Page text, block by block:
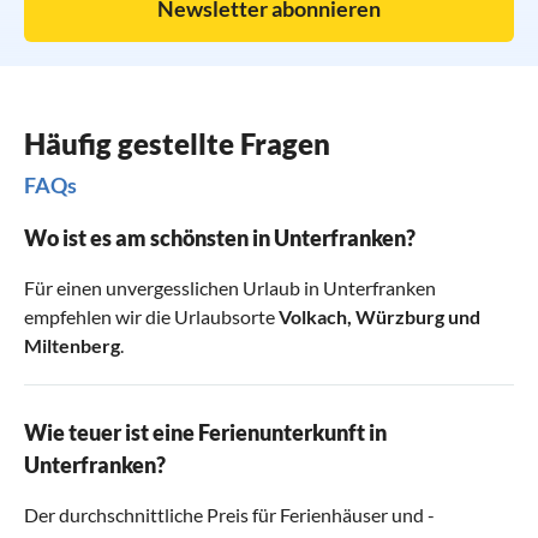
Newsletter abonnieren
Häufig gestellte Fragen
FAQs
Wo ist es am schönsten in Unterfranken?
Für einen unvergesslichen Urlaub in Unterfranken
empfehlen wir die UrlaubsorteVolkach, Würzburgund
Miltenberg.
Wie teuer ist eine Ferienunterkunft in
Unterfranken?
Der durchschnittliche Preis für Ferienhäuser und -